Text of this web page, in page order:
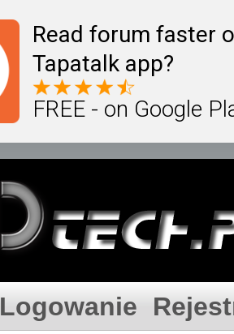
Read forum faster
Tapatalk app?
FREE - on Google
Logowanie